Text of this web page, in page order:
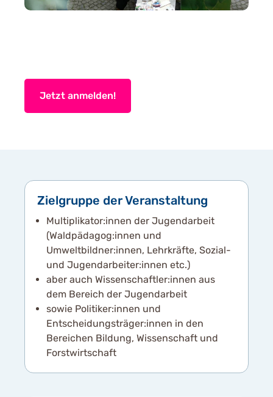
Jetzt anmelden!
Zielgruppe der Veranstaltung
Multiplikator:innen der Jugendarbeit
(Waldpädagog:innen und
Umweltbildner:innen, Lehrkräfte, Sozial-
und Jugendarbeiter:innen etc.)
aber auch Wissenschaftler:innen aus
dem Bereich der Jugendarbeit
sowie Politiker:innen und
Entscheidungsträger:innen in den
Bereichen Bildung, Wissenschaft und
Forstwirtschaft